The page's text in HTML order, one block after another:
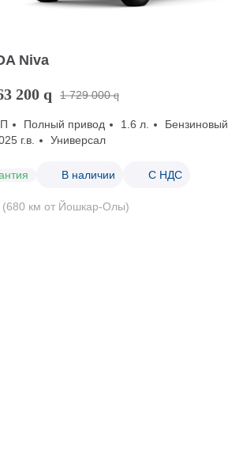
Niva
200 q 1 729 000 q
Полный привод 1.6 л.
Бензиновый
г.в.
Универсал
В наличии С НДС
км от Йошкар-Олы)